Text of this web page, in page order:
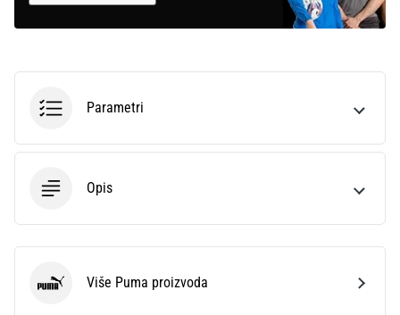
Parametri
Opis
Puma Više Puma proizvoda